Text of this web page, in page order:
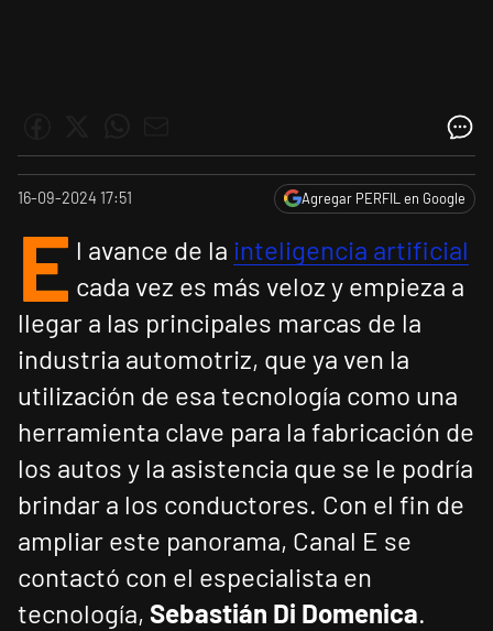
16-09-2024 17:51 Agregar PERFIL en Google
E l avance de la inteligencia artificial
cada vez es más veloz y empieza a
llegar a las principales marcas de la
industria automotriz, que ya ven la
utilización de esa tecnología como una
herramienta clave para la fabricación de
los autos y la asistencia que se le podría
brindar a los conductores. Con el fin de
ampliar este panorama, Canal E se
contactó con el especialista en
tecnología, Sebastián Di Domenica.